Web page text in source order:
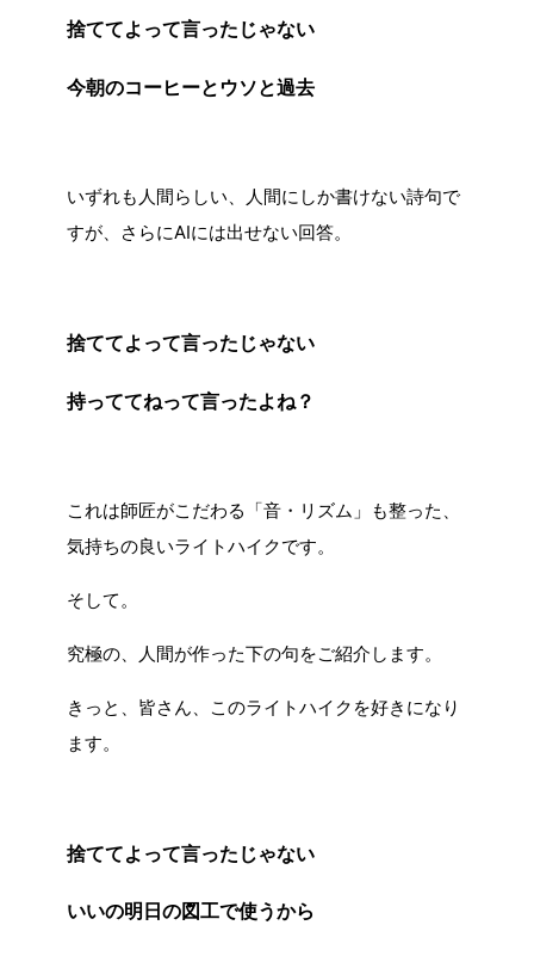
捨ててよって言ったじゃない
今朝のコーヒーとウソと過去
いずれも人間らしい、人間にしか書けない詩句で
すが、さらにAIには出せない回答。
捨ててよって言ったじゃない
持っててねって言ったよね？
これは師匠がこだわる「音・リズム」も整った、
気持ちの良いライトハイクです。
そして。
究極の、人間が作った下の句をご紹介します。
きっと、皆さん、このライトハイクを好きになり
ます。
捨ててよって言ったじゃない
いいの明日の図工で使うから